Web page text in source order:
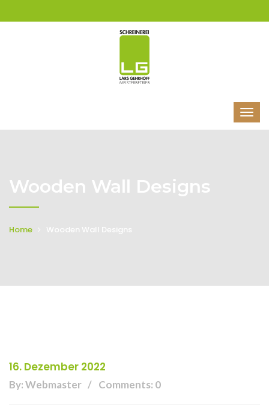
Wooden Wall Designs
Home Wooden Wall Designs
16. Dezember 2022
By: Webmaster Comments: 0